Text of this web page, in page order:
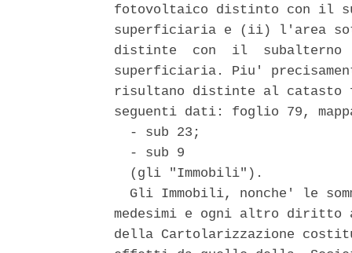
fotovoltaico distinto con il
superficiaria e (ii) l'area
distinte  con  il  subalterno
superficiaria. Piu'
risultano distinte al catasto
seguenti dati: foglio 79,
  - sub 23;
  - sub 9
  (gli "Immobili").
Gli Immobili, nonche' le
medesimi e ogni altro
della Cartolarizzazione